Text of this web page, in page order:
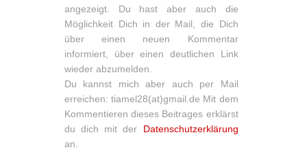
angezeigt. Du hast aber auch die
Möglichkeit Dich in der Mail, die Dich
über einen neuen Kommentar
informiert, über einen deutlichen Link
wieder abzumelden.
Du kannst mich aber auch per Mail
erreichen: tiamel28(at)gmail.de Mit dem
Kommentieren dieses Beitrages erklärst
du dich mit der Datenschutzerklärung
an.